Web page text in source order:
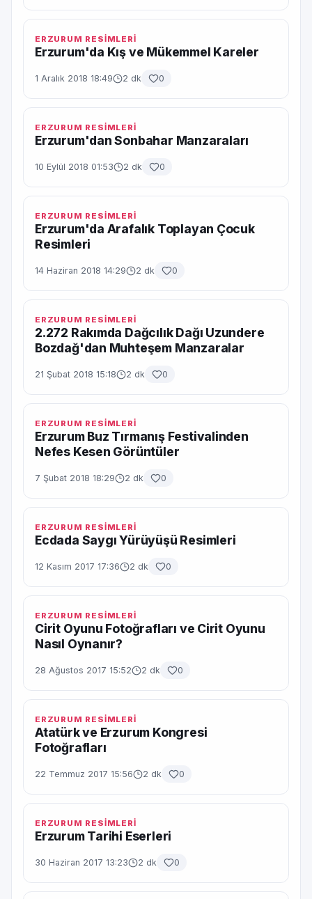
ERZURUM RESİMLERİ
Erzurum'da Kış ve Mükemmel Kareler
1 Aralık 2018 18:49 2 dk 0
ERZURUM RESİMLERİ
Erzurum'dan Sonbahar Manzaraları
10 Eylül 2018 01:53 2 dk 0
ERZURUM RESİMLERİ
Erzurum'da Arafalık Toplayan Çocuk
Resimleri
14 Haziran 2018 14:29 2 dk 0
ERZURUM RESİMLERİ
2.272 Rakımda Dağcılık Dağı Uzundere
Bozdağ'dan Muhteşem Manzaralar
21 Şubat 2018 15:18 2 dk 0
ERZURUM RESİMLERİ
Erzurum Buz Tırmanış Festivalinden
Nefes Kesen Görüntüler
7 Şubat 2018 18:29 2 dk 0
ERZURUM RESİMLERİ
Ecdada Saygı Yürüyüşü Resimleri
12 Kasım 2017 17:36 2 dk 0
ERZURUM RESİMLERİ
Cirit Oyunu Fotoğrafları ve Cirit Oyunu
Nasıl Oynanır?
28 Ağustos 2017 15:52 2 dk 0
ERZURUM RESİMLERİ
Atatürk ve Erzurum Kongresi
Fotoğrafları
22 Temmuz 2017 15:56 2 dk 0
ERZURUM RESİMLERİ
Erzurum Tarihi Eserleri
30 Haziran 2017 13:23 2 dk 0